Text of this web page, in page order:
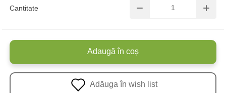
Cantitate
Adaugă în coș
Adăuga în wish list